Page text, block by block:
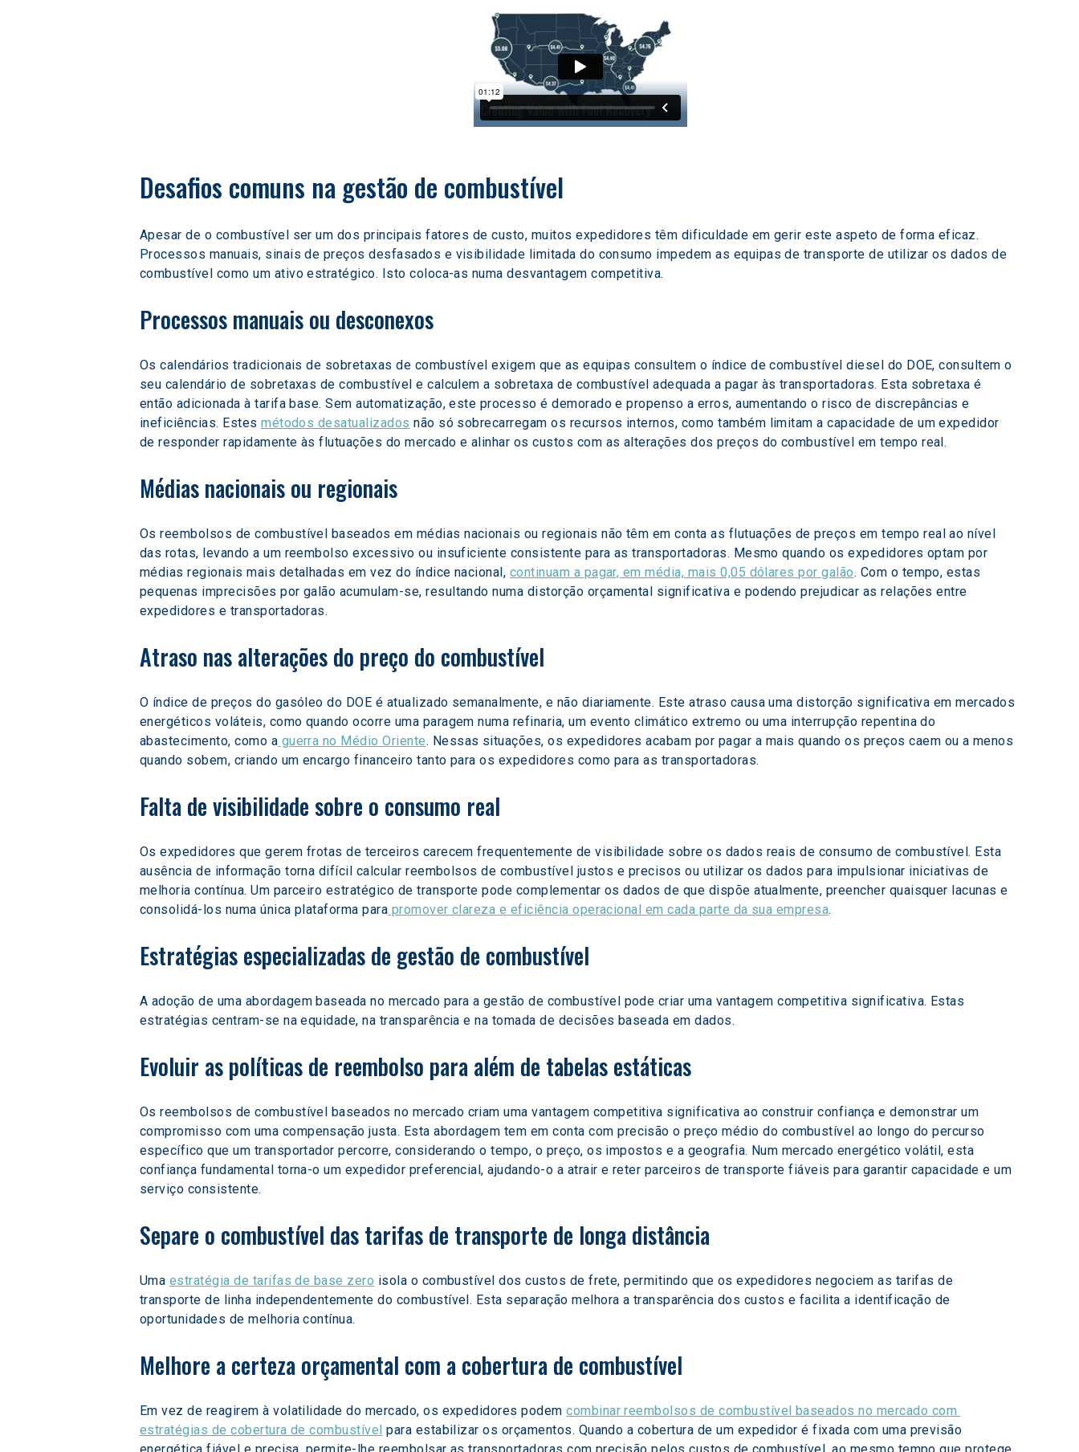
Desafios comuns na gestão de combustível
Apesar de o combustível ser um dos principais fatores de custo, muitos expedidores têm dificuldade em gerir este aspeto de forma eficaz.
Processos manuais, sinais de preços desfasados e visibilidade limitada do consumo impedem as equipas de transporte de utilizar os dados de
combustível como um ativo estratégico. Isto coloca-as numa desvantagem competitiva.
Processos manuais ou desconexos
Os calendários tradicionais de sobretaxas de combustível exigem que as equipas consultem o índice de combustível diesel do DOE, consultem o
seu calendário de sobretaxas de combustível e calculem a sobretaxa de combustível adequada a pagar às transportadoras. Esta sobretaxa é
então adicionada à tarifa base. Sem automatização, este processo é demorado e propenso a erros, aumentando o risco de discrepâncias e
ineficiências. Estes métodos desatualizados não só sobrecarregam os recursos internos, como também limitam a capacidade de um expedidor
de responder rapidamente às flutuações do mercado e alinhar os custos com as alterações dos preços do combustível em tempo real.
Médias nacionais ou regionais
Os reembolsos de combustível baseados em médias nacionais ou regionais não têm em conta as flutuações de preços em tempo real ao nível
das rotas, levando a um reembolso excessivo ou insuficiente consistente para as transportadoras. Mesmo quando os expedidores optam por
médias regionais mais detalhadas em vez do índice nacional, continuam a pagar, em média, mais 0,05 dólares por galão. Com o tempo, estas
pequenas imprecisões por galão acumulam-se, resultando numa distorção orçamental significativa e podendo prejudicar as relações entre
expedidores e transportadoras.
Atraso nas alterações do preço do combustível
O índice de preços do gasóleo do DOE é atualizado semanalmente, e não diariamente. Este atraso causa uma distorção significativa em mercados
energéticos voláteis, como quando ocorre uma paragem numa refinaria, um evento climático extremo ou uma interrupção repentina do
abastecimento, como a guerra no Médio Oriente. Nessas situações, os expedidores acabam por pagar a mais quando os preços caem ou a menos
quando sobem, criando um encargo financeiro tanto para os expedidores como para as transportadoras.
Falta de visibilidade sobre o consumo real
Os expedidores que gerem frotas de terceiros carecem frequentemente de visibilidade sobre os dados reais de consumo de combustível. Esta
ausência de informação torna difícil calcular reembolsos de combustível justos e precisos ou utilizar os dados para impulsionar iniciativas de
melhoria contínua. Um parceiro estratégico de transporte pode complementar os dados de que dispõe atualmente, preencher quaisquer lacunas e
consolidá-los numa única plataforma para promover clareza e eficiência operacional em cada parte da sua empresa.
Estratégias especializadas de gestão de combustível
A adoção de uma abordagem baseada no mercado para a gestão de combustível pode criar uma vantagem competitiva significativa. Estas
estratégias centram-se na equidade, na transparência e na tomada de decisões baseada em dados.
Evoluir as políticas de reembolso para além de tabelas estáticas
Os reembolsos de combustível baseados no mercado criam uma vantagem competitiva significativa ao construir confiança e demonstrar um
compromisso com uma compensação justa. Esta abordagem tem em conta com precisão o preço médio do combustível ao longo do percurso
específico que um transportador percorre, considerando o tempo, o preço, os impostos e a geografia. Num mercado energético volátil, esta
confiança fundamental torna-o um expedidor preferencial, ajudando-o a atrair e reter parceiros de transporte fiáveis para garantir capacidade e um
serviço consistente.
Separe o combustível das tarifas de transporte de longa distância
Uma estratégia de tarifas de base zero isola o combustível dos custos de frete, permitindo que os expedidores negociem as tarifas de
transporte de linha independentemente do combustível. Esta separação melhora a transparência dos custos e facilita a identificação de
oportunidades de melhoria contínua.
Melhore a certeza orçamental com a cobertura de combustível
Em vez de reagirem à volatilidade do mercado, os expedidores podem combinar reembolsos de combustível baseados no mercado com
estratégias de cobertura de combustível para estabilizar os orçamentos. Quando a cobertura de um expedidor é fixada com uma previsão